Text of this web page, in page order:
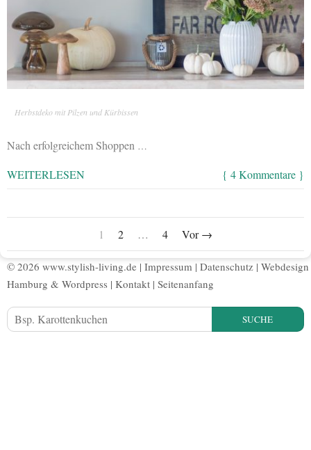
Herbstdeko mit Pilzen und Kürbissen
Nach erfolgreichem Shoppen …
WEITERLESEN { 4 Kommentare }
1 2 … 4 Vor →
© 2026 www.stylish-living.de | Impressum | Datenschutz | Webdesign
Hamburg & Wordpress | Kontakt | Seitenanfang
SUCHE